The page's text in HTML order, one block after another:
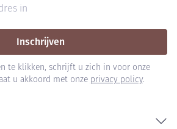
Inschrijven
te klikken, schrijft u zich in voor onze
u akkoord met onze privacy policy.